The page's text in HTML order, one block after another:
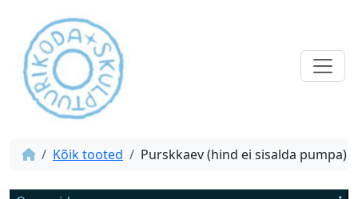
Kõik tooted Purskkaev (hind ei sisalda pumpa)